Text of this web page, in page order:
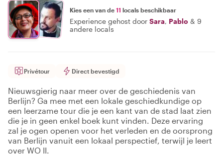
Kies een van de 11 locals beschikbaar
Experience gehost door Sara, Pablo & 9
andere locals
Privétour Direct bevestigd
Nieuwsgierig naar meer over de geschiedenis van
Berlijn? Ga mee met een lokale geschiedkundige op
een leerzame tour die je een kant van de stad laat zien
die je in geen enkel boek kunt vinden. Deze ervaring
zal je ogen openen voor het verleden en de oorsprong
van Berlijn vanuit een lokaal perspectief, terwijl je leert
over WO II.